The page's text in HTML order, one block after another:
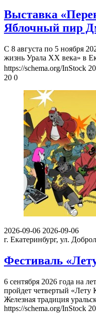
Выставка
Яблочный пир
С 8 августа по 5 ноября
жизнь Урала ХХ века» в
https://schema.org/InStock
20 0
2026-09-06 2026-09-06
г. Екатеринбург, ул.
Фестиваль
6 сентября 2026 года на
пройдет четвертый «Лету
Железная традиция
https://schema.org/InStock